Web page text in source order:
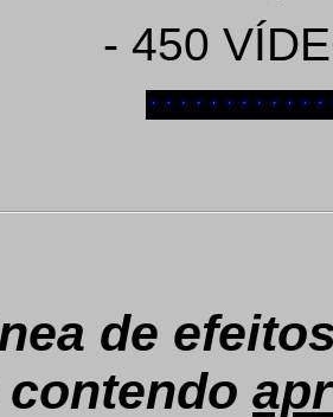
- 450
de